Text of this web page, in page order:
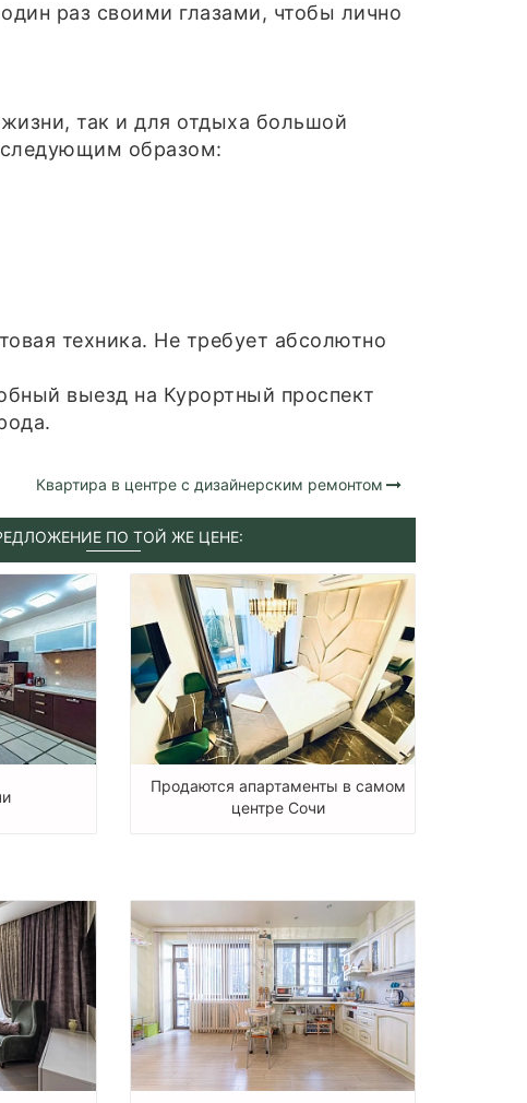
раз своими глазами, чтобы лично
так и для отдыха большой
следующим образом:
техника. Не требует абсолютно
выезд на Курортный проспект
Квартира в центре с дизайнерским ремонтом
ПО ТОЙ ЖЕ ЦЕНЕ:
Продаются апартаменты в самом
центре Сочи